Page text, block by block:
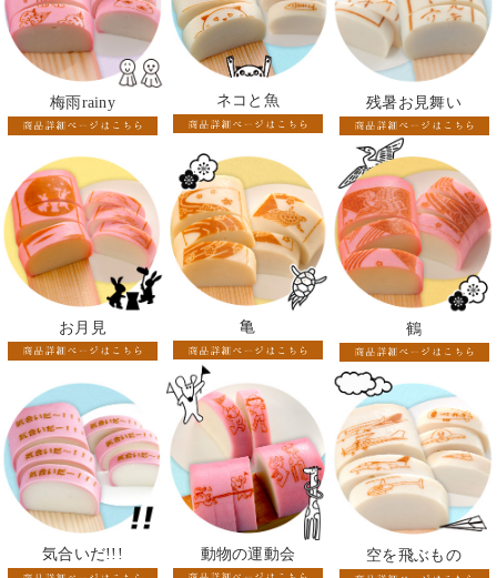
梅雨rainy ネコと魚 残暑お見舞い
お月見 亀 鶴
気合いだ!!! 動物の運動会 空を飛ぶもの